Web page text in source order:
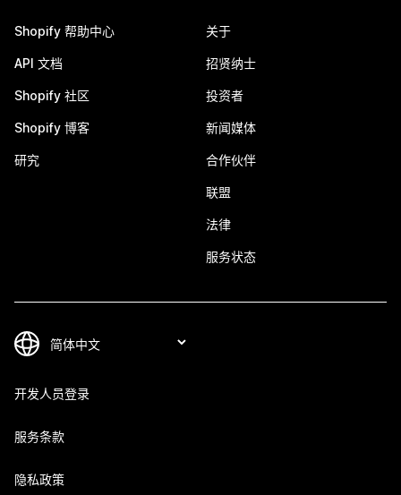
Shopify 帮助中心
API 文档
Shopify 社区
Shopify 博客
研究
关于
招贤纳士
投资者
新闻媒体
合作伙伴
联盟
法律
服务状态
开发人员登录
服务条款
隐私政策